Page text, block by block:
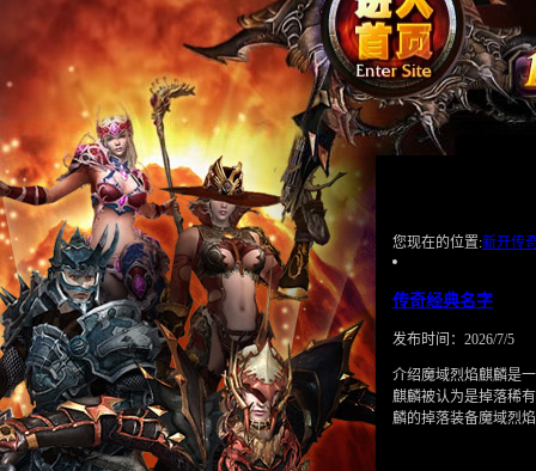
您现在的位置:新开传
传奇经典名字
发布时间：2026/7/5
介绍魔域烈焰麒麟是
麒麟被认为是掉落稀
麟的掉落装备魔域烈